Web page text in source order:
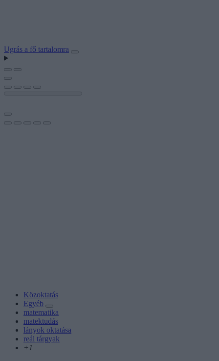
Ugrás a fő tartalomra
Közoktatás
Egyéb
matematika
matektudás
lányok oktatása
reál tárgyak
+1